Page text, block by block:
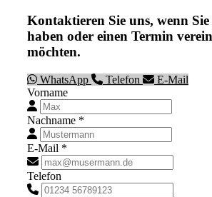
Kontaktieren Sie uns, wenn
haben oder einen Termin
möchten.
WhatsApp Telefon
E-Mail
Vorname
Nachname *
E-Mail *
Telefon